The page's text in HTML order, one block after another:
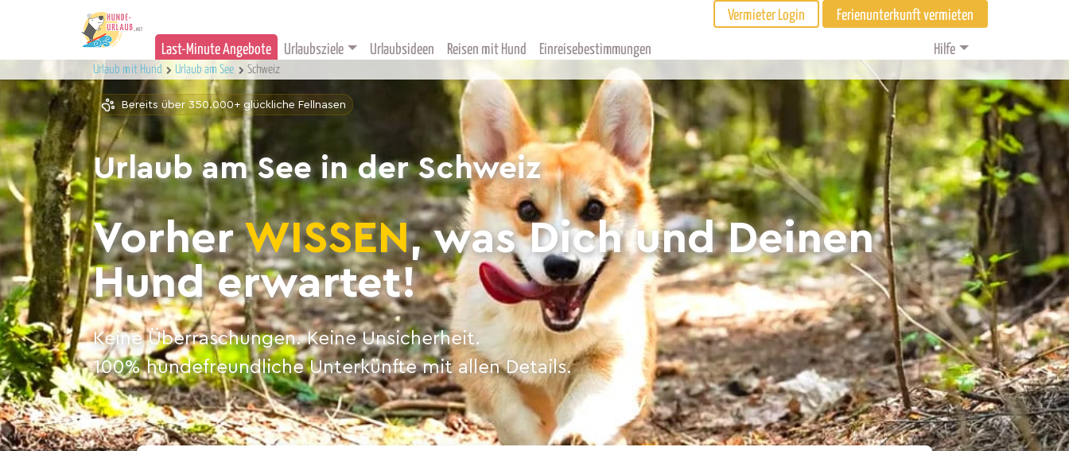
Vermieter Login Ferienunterkunft vermieten
Last-Minute Angebote Urlaubsziele Urlaubsideen Reisen mit Hund Einreisebestimmungen Hilfe
Urlaub mit Hund Urlaub am See Schweiz
Bereits über 350.000+ glückliche Fellnasen
Urlaub am See in der Schweiz
VorherWISSEN, was Dich und Deinen
Hund erwartet!
Keine Überraschungen. Keine Unsicherheit.
100% hundefreundliche Unterkünfte mit allen Details.